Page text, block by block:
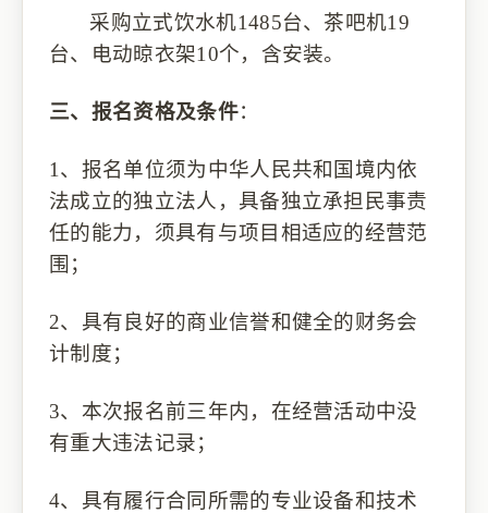
采购立式饮水机1485台、茶吧机19
台、电动晾衣架10个，含安装。
三、 报名资格及条件：
1、报名单位须为中华人民共和国境内依
法成立的独立法人，具备独立承担民事责
任的能力，须具有与项目相适应的经营范
围；
2、具有良好的商业信誉和健全的财务会
计制度；
3、本次报名前三年内，在经营活动中没
有重大违法记录；
4、具有履行合同所需的专业设备和技术